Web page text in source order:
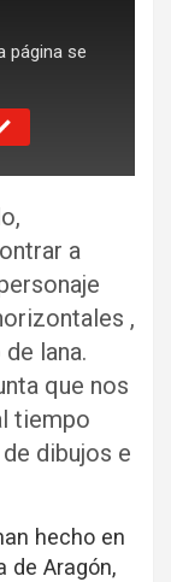
página se
a
,
lana.
que nos
tiempo
dibujos e
hecho en
de Aragón,